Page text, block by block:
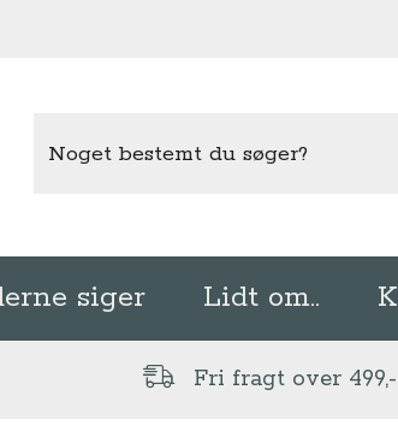
siger Lidt om..
Fri fragt over 499,-